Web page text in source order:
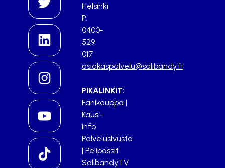
Helsinki
P.
0400-
529
017
asiakaspalvelu@salibandy.fi
PIKALINKIT:
Fanikauppa |
Kausi-
info
Palvelusivusto
| Pelipassit
SalibandyTV